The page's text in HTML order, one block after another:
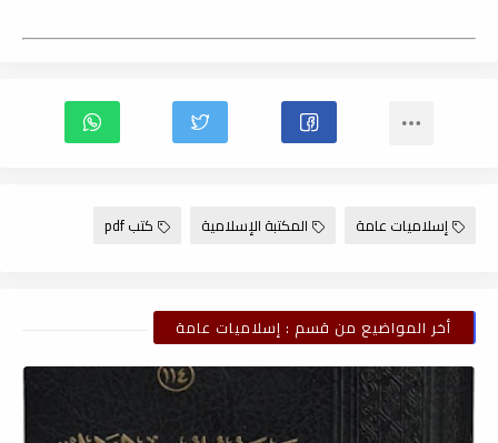
إسلاميات عامة المكتبة الإسلامية كتب pdf
أخر المواضيع من قسم : إسلاميات عامة